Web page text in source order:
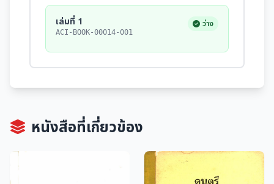
เล่มที่ 1
ACI-BOOK-00014-001
ว่าง
หนังสือที่เกี่ยวข้อง